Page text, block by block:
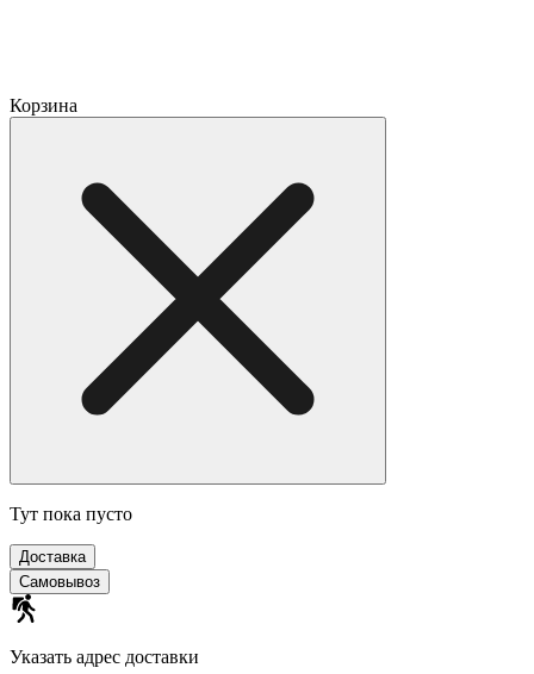
Корзина
Тут пока пусто
Доставка
Самовывоз
Указать адрес доставки